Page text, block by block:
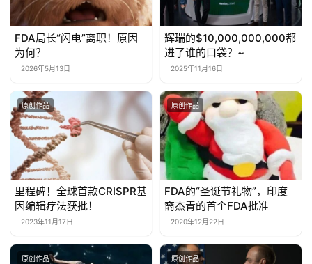
FDA局长“闪电”离职！原因
为何？
2026年5月13日
辉瑞的$10,000,000,000都
进了谁的口袋？~
2025年11月16日
原创作品
里程碑！全球首款CRISPR基
因编辑疗法获批！
2023年11月17日
原创作品
FDA的“圣诞节礼物”，印度
裔杰青的首个FDA批准
2020年12月22日
原创作品 原创作品